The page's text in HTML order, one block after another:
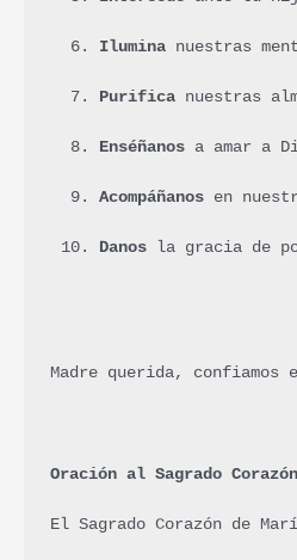
Ilumina nuestras
Purifica nuestras
Enséñanos a amar a
Acompáñanos en
Danos la gracia de
Madre querida,
Oración al Sagrado
El Sagrado Corazón de